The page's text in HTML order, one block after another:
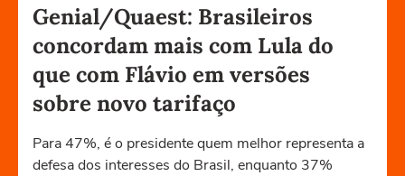
Genial/Quaest: Brasileiros
concordam mais com Lula do
que com Flávio em versões
sobre novo tarifaço
Para 47%, é o presidente quem melhor representa a
defesa dos interesses do Brasil, enquanto 37%